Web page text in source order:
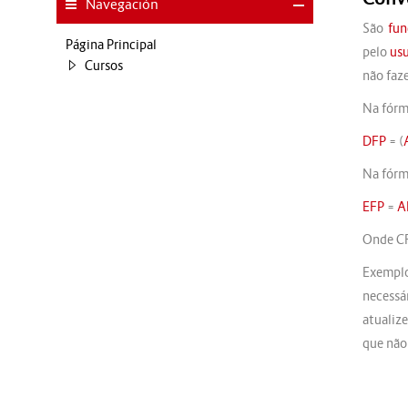
São
pelo
não
Na
DFP = (
Na
EFP =
Onde
que
Navegación
Página Principal
Cursos